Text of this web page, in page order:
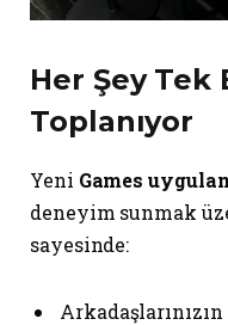
Her Şey Tek
Toplanıyor
Yeni Games
deneyim sunmak
sayesinde: